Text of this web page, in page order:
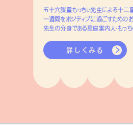
五十六謀星もっちぃ先生による十二
一週間をポジティブに過ごすためのお
先生の分身である星座案内人・もっち
詳しくみる